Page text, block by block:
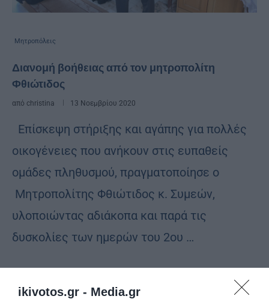
ikivotos.gr - Media.gr
Μητροπόλεις
Διανομή βοήθειας από τον μητροπολίτη
Φθιώτιδος
από christina 13 Νοεμβρίου 2020
Επίσκεψη στήριξης και αγάπης για πολλές
οικογένειες που ανήκουν στις ευπαθείς
ομάδες πληθυσμού, πραγματοποίησε ο
Μητροπολίτης Φθιώτιδος κ. Συμεών,
υλοποιώντας αδιάκοπα και παρά τις
δυσκολίες των ημερών του 2ου …